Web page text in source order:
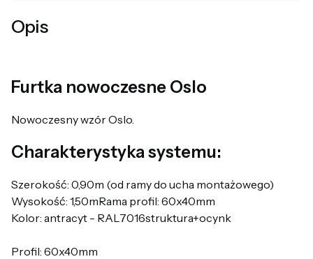
Opis
Furtka nowoczesne Oslo
Nowoczesny wzór Oslo.
Charakterystyka systemu:
Szerokość: 0,90m (od ramy do ucha montażowego)
Wysokość: 1,50mRama profil: 60x40mm
Kolor: antracyt - RAL7016struktura+ocynk
Profil: 60x40mm